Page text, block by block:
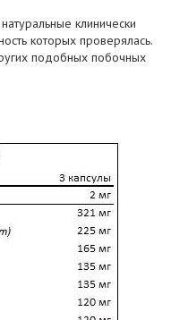
клинически
которых проверялась.
подобных побочных